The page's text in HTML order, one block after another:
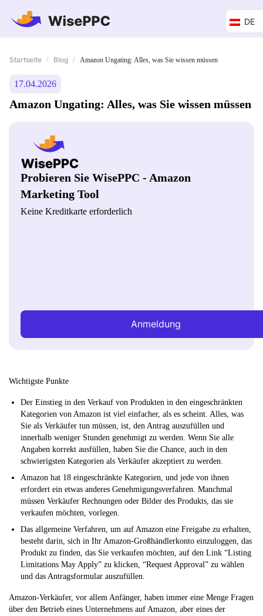
DE
Startseite / Blog / Amazon Ungating: Alles, was Sie wissen müssen
17.04.2026
Amazon Ungating: Alles, was Sie wissen müssen
Probieren Sie WisePPC - Amazon
Marketing Tool
Keine Kreditkarte erforderlich
Anmeldung
Wichtigste Punkte
Der Einstieg in den Verkauf von Produkten in den eingeschränkten
Kategorien von Amazon ist viel einfacher, als es scheint. Alles, was
Sie als Verkäufer tun müssen, ist, den Antrag auszufüllen und
innerhalb weniger Stunden genehmigt zu werden. Wenn Sie alle
Angaben korrekt ausfüllen, haben Sie die Chance, auch in den
schwierigsten Kategorien als Verkäufer akzeptiert zu werden.
Amazon hat 18 eingeschränkte Kategorien, und jede von ihnen
erfordert ein etwas anderes Genehmigungsverfahren. Manchmal
müssen Verkäufer Rechnungen oder Bilder des Produkts, das sie
verkaufen möchten, vorlegen.
Das allgemeine Verfahren, um auf Amazon eine Freigabe zu erhalten,
besteht darin, sich in Ihr Amazon-Großhändlerkonto einzuloggen, das
Produkt zu finden, das Sie verkaufen möchten, auf den Link “Listing
Limitations May Apply” zu klicken, “Request Approval” zu wählen
und das Antragsformular auszufüllen.
Amazon-Verkäufer, vor allem Anfänger, haben immer eine Menge Fragen
über den Betrieb eines Unternehmens auf Amazon, aber eines der